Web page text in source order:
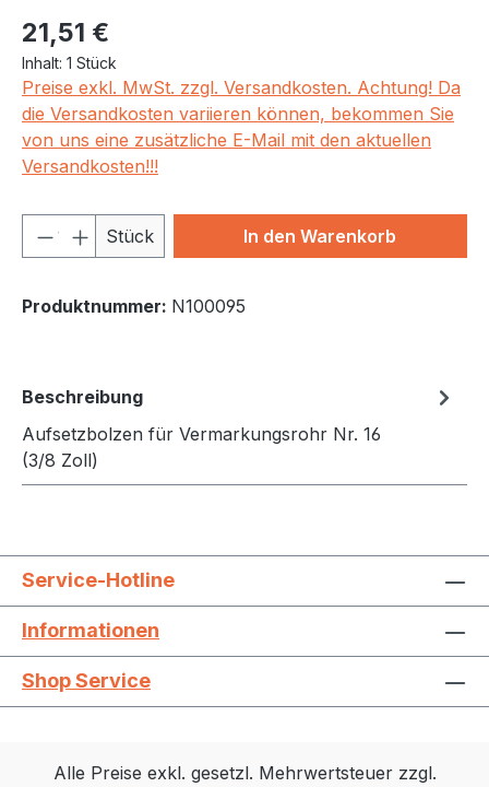
Regulärer Preis:
21,51 €
Inhalt: 1 Stück
Preise exkl. MwSt. zzgl. Versandkosten. Achtung! Da
die Versandkosten variieren können, bekommen Sie
von uns eine zusätzliche E-Mail mit den aktuellen
Versandkosten!!!
Produkt Anzahl: Gib den
Stück In den Warenkorb
Produktnummer: N100095
Beschreibung
Aufsetzbolzen für Vermarkungsrohr Nr. 16
(3/8 Zoll)
Service-Hotline
Informationen
Shop Service
Alle Preise exkl. gesetzl. Mehrwertsteuer zzgl.